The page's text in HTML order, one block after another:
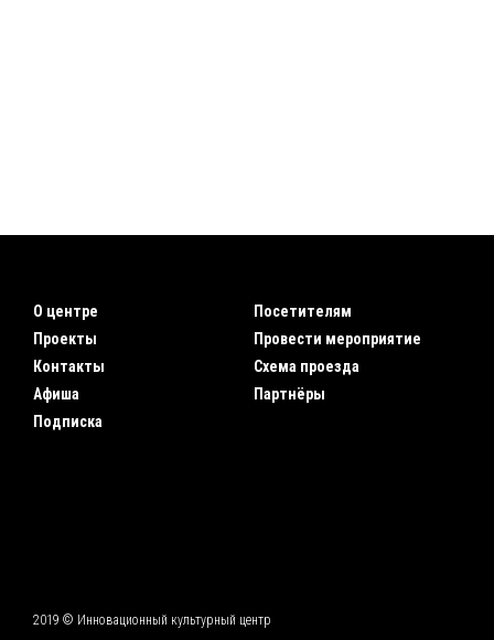
О центре
Проекты
Контакты
Афиша
Подписка
Посетителям
Провести мероприятие
Схема проезда
Партнёры
2019 © Инновационный культурный центр